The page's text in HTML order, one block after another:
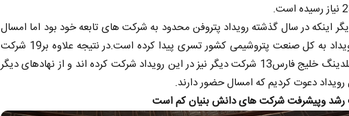
اینکه در سال گذشته رویداد پتروفن محدود به شرکت های تابعه خود بود اما امسال
این رویداد به کل صنعت پتروشیمی کشور تسری پیدا کرده است.در نتیجه علاوه بر19 شرکت
تابع هلدینگ خلیج فارس13 شرکت دیگر نیز در این رویداد شرکت کرده اند و از نهادهای دیگر
رویداد دعوت کردیم که امسال حضور دارند.
وپیشرفت شرکت های دانش بنیان کم است